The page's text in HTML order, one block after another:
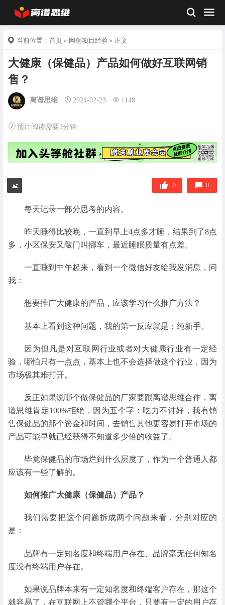
当前位置： 首页 » 网创项目经验 » 正文
大健康（保健品）产品如何做好互联网销
售？
离谱思维 2024-02-23 1148
预计阅读需要3分钟
0 0
每天记录一部分思考的内容。
昨天睡得比较晚，一直到早上4点多才睡，结果到了8点
多，小区保安又敲门叫挪车，最近睡眠质量有点差。
一直睡到中午起来，看到一个微信好友给我发消息，问
我：
想要推广大健康的产品，应该学习什么推广方法？
基本上看到这种问题，我的第一反应就是：纯新手。
因为但凡是对互联网行业或者对大健康行业有一定经
验，哪怕只有一点点，基本上也不会选择做这个行业，因为
市场极其难打开。
反正如果说哪个做保健品的厂家要跟离谱思维合作，离
谱思维肯定100%拒绝，因为五个字：吃力不讨好，我有销
售保健品的那个资金和时间，去销售其他更容易打开市场的
产品可能早就已经获得不知道多少倍的收益了。
毕竟保健品的市场烂到什么层度了，作为一个普通人都
应该有一些了解的。
如何推广大健康（保健品）产品？
我们需要把这个问题拆成两个问题来看，分别对应的
是：
品牌有一定知名度和终端用户存在、品牌毫无任何知名
度没有终端用户存在。
如果说品牌本来有一定知名度和终端客户存在，那这个
就容易了，在互联网上不管哪个平台，只要有一定的用户存